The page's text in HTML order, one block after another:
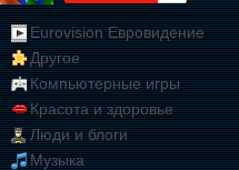
Eurovision Евровидение
Другое
Компьютерные игры
Красота и здоровье
Люди и блоги
Музыка